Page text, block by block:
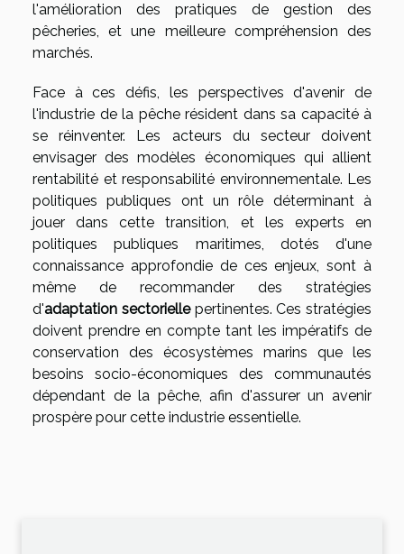
l'amélioration des pratiques de gestion des
pêcheries, et une meilleure compréhension des
marchés.
Face à ces défis, les perspectives d'avenir de
l'industrie de la pêche résident dans sa capacité à
se réinventer. Les acteurs du secteur doivent
envisager des modèles économiques qui allient
rentabilité et responsabilité environnementale. Les
politiques publiques ont un rôle déterminant à
jouer dans cette transition, et les experts en
politiques publiques maritimes, dotés d'une
connaissance approfondie de ces enjeux, sont à
même de recommander des stratégies
d'adaptation sectoriellepertinentes. Ces stratégies
doivent prendre en compte tant les impératifs de
conservation des écosystèmes marins que les
besoins socio-économiques des communautés
dépendant de la pêche, afin d'assurer un avenir
prospère pour cette industrie essentielle.